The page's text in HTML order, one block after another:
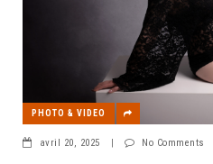
PHOTO & VIDEO
avril 20, 2025 | No Comments